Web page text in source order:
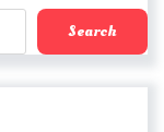
Search